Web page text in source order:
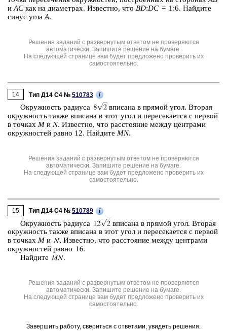
иAC как на диа­мет­рах. Из­вест­но, что BD:DC = 1:6. Най­ди­те
синус углаA.
Решения заданий с развернутым ответом не проверяются
автоматически. Запишите решение на бумаге.
На следующей странице вам будет предложено проверить их
самостоятельно.
14 Тип Д14 C4 № 510783 i
Окруж­ность ра­ди­у­са
впи­са­на в пря­мой угол. Вто­рая
окруж­ность также впи­са­на в этот угол и пе­ре­се­ка­ет­ся с пер­вой
в точ­ках M и N. Из­вест­но, что рас­сто­я­ние между цен­тра­ми
окруж­но­стей равно 12. Най­ди­те MN.
Решения заданий с развернутым ответом не проверяются
автоматически. Запишите решение на бумаге.
На следующей странице вам будет предложено проверить их
самостоятельно.
15 Тип Д14 C4 № 510789 i
Окруж­ность ра­ди­у­са
впи­са­на в пря­мой угол. Вто­рая
окруж­ность также впи­са­на в этот угол и пе­ре­се­ка­ет­ся с пер­вой
в точ­ках M и
Из­вест­но, что рас­сто­я­ние между цен­тра­ми
окруж­но­стей равно
Най­ди­те
Решения заданий с развернутым ответом не проверяются
автоматически. Запишите решение на бумаге.
На следующей странице вам будет предложено проверить их
самостоятельно.
Завершить работу, свериться с ответами, увидеть решения.